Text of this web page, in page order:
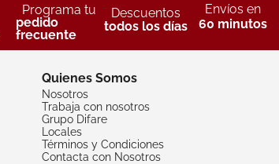
Programa tu
pedido
frecuente
Descuentos
todos los días
Envíos en
60 minutos
Quienes Somos
Nosotros
Trabaja con nosotros
Grupo Difare
Locales
Términos y Condiciones
Contacta con Nosotros